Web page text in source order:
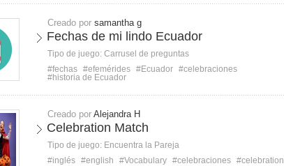
Creado por samantha g
Fechas de mi lindo Ecuador
Tipo de juego: Carrusel de preguntas
#fechas #efemérides #Ecuador #celebraciones
#historia de Ecuador
Creado por Alejandra H
Celebration Match
Tipo de juego: Encuentra la Pareja
#inglés #english #Vocabulary #celebraciones #celebration